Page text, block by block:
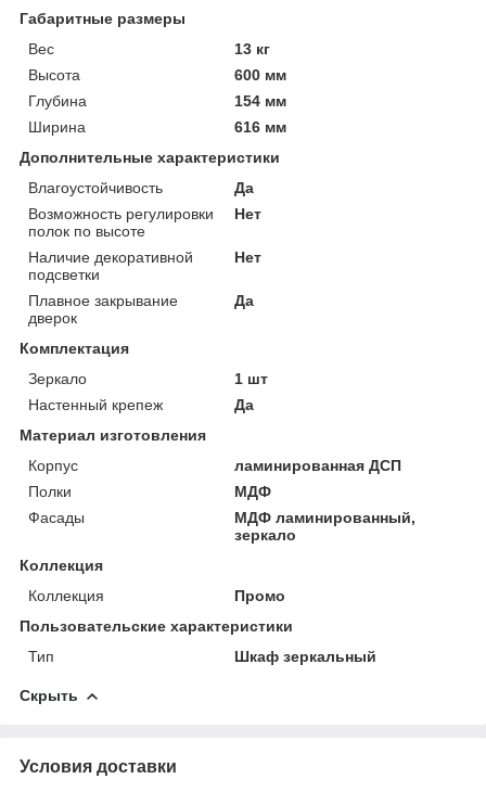
Габаритные размеры
Вес
13 кг
Высота
600 мм
Глубина
154 мм
Ширина
616 мм
Дополнительные характеристики
Влагоустойчивость
Да
Возможность регулировки
полок по высоте
Нет
Наличие декоративной
подсветки
Нет
Плавное закрывание
дверок
Да
Комплектация
Зеркало
1 шт
Настенный крепеж
Да
Материал изготовления
Корпус
ламинированная ДСП
Полки
МДФ
Фасады
МДФ ламинированный,
зеркало
Коллекция
Коллекция
Промо
Пользовательские характеристики
Тип
Шкаф зеркальный
Скрыть
Условия доставки